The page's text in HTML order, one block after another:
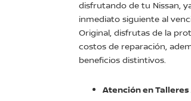
disfrutando de tu Nissan,
inmediato siguiente al
Original, disfrutas de la
costos de reparación,
beneficios distintivos.
Atención en